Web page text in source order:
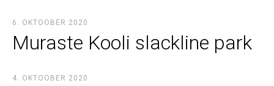
6. OKTOOBER 2020
Muraste Kooli slackline park
4. OKTOOBER 2020